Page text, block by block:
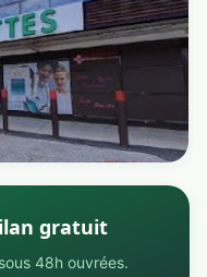
gratuit
48h ouvrées.